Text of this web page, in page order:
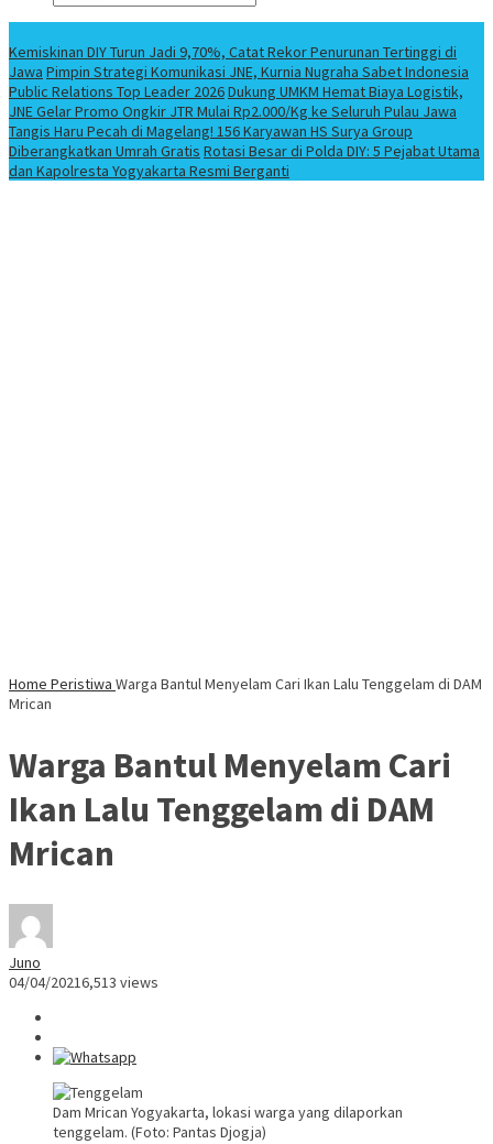
Kemiskinan DIY Turun Jadi 9,70%, Catat Rekor Penurunan Tertinggi di
Jawa Pimpin Strategi Komunikasi JNE, Kurnia Nugraha Sabet Indonesia
Public Relations Top Leader 2026Dukung UMKM Hemat Biaya Logistik,
JNE Gelar Promo Ongkir JTR Mulai Rp2.000/Kg ke Seluruh Pulau Jawa
Tangis Haru Pecah di Magelang! 156 Karyawan HS Surya Group
Diberangkatkan Umrah Gratis Rotasi Besar di Polda DIY: 5 Pejabat Utama
dan Kapolresta Yogyakarta Resmi Berganti
Home Peristiwa Warga Bantul Menyelam Cari Ikan Lalu Tenggelam di DAM
Mrican
Warga Bantul Menyelam Cari
Ikan Lalu Tenggelam di DAM
Mrican
Juno
04/04/20216,513 views
Dam Mrican Yogyakarta, lokasi warga yang dilaporkan
tenggelam. (Foto: Pantas Djogja)